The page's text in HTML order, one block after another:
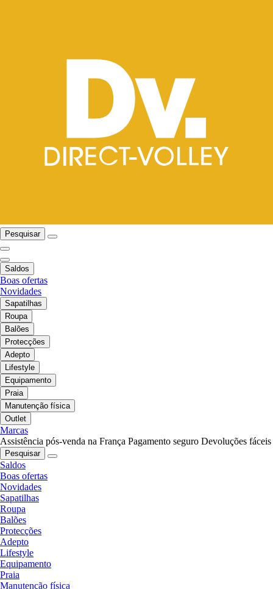
Pesquisar
Saldos
Boas ofertas
Novidades
Sapatilhas
Roupa
Balões
Protecções
Adepto
Lifestyle
Equipamento
Praia
Manutenção física
Outlet
Marcas
Assistência pós-venda na França Pagamento seguro Devoluções fáceis
Pesquisar
Saldos
Boas ofertas
Novidades
Sapatilhas
Roupa
Balões
Protecções
Adepto
Lifestyle
Equipamento
Praia
Manutenção física